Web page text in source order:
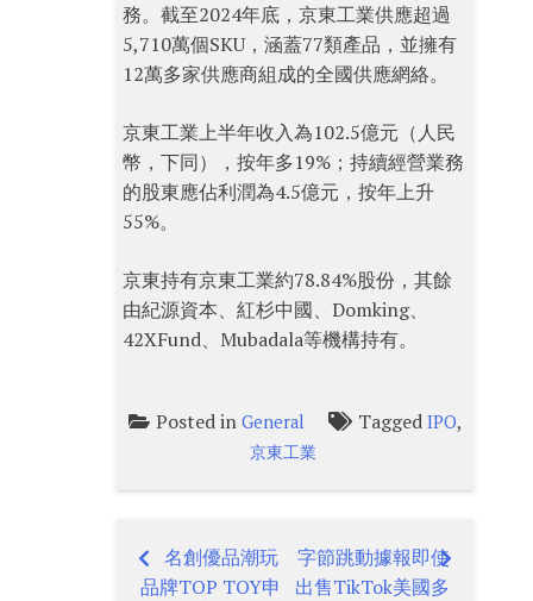
務。截至2024年底，京東工業供應超過
5,710萬個SKU，涵蓋77類產品，並擁有
12萬多家供應商組成的全國供應網絡。
京東工業上半年收入為102.5億元（人民
幣，下同），按年多19%；持續經營業務
的股東應佔利潤為4.5億元，按年上升
55%。
京東持有京東工業約78.84%股份，其餘
由紀源資本、紅杉中國、Domking、
42XFund、Mubadala等機構持有。
Posted in General Tagged IPO,
京東工業
Post
名創優品潮玩
品牌TOP TOY申
字節跳動據報即使
出售TikTok美國多